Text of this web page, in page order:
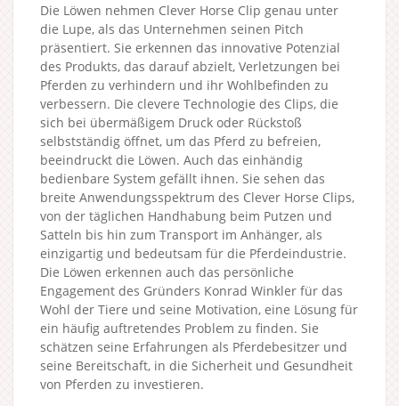
Die Löwen nehmen Clever Horse Clip genau unter
die Lupe, als das Unternehmen seinen Pitch
präsentiert. Sie erkennen das innovative Potenzial
des Produkts, das darauf abzielt, Verletzungen bei
Pferden zu verhindern und ihr Wohlbefinden zu
verbessern. Die clevere Technologie des Clips, die
sich bei übermäßigem Druck oder Rückstoß
selbstständig öffnet, um das Pferd zu befreien,
beeindruckt die Löwen. Auch das einhändig
bedienbare System gefällt ihnen. Sie sehen das
breite Anwendungsspektrum des Clever Horse Clips,
von der täglichen Handhabung beim Putzen und
Satteln bis hin zum Transport im Anhänger, als
einzigartig und bedeutsam für die Pferdeindustrie.
Die Löwen erkennen auch das persönliche
Engagement des Gründers Konrad Winkler für das
Wohl der Tiere und seine Motivation, eine Lösung für
ein häufig auftretendes Problem zu finden. Sie
schätzen seine Erfahrungen als Pferdebesitzer und
seine Bereitschaft, in die Sicherheit und Gesundheit
von Pferden zu investieren.